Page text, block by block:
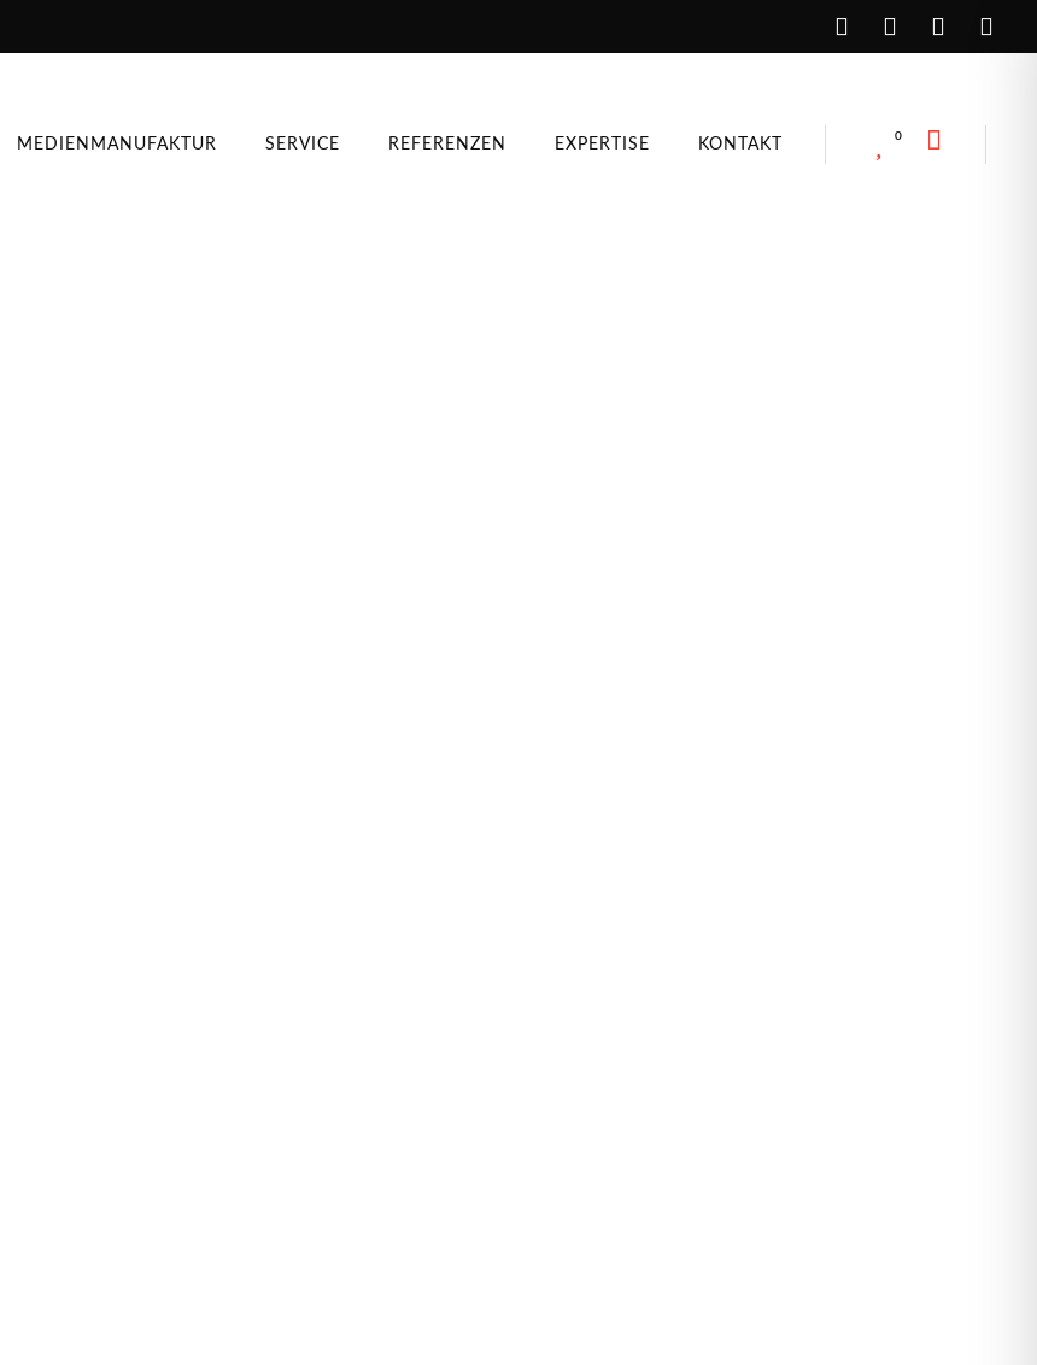
MEDIENMANUFAKTUR SERVICE REFERENZEN EXPERTISE KONTAKT